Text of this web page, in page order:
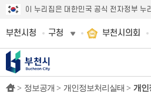
이 누리집은 대한민국 공식 전자정부 누
부천시청 구청 부천시의회
> 정보공개 > 개인정보처리실태 > 개인